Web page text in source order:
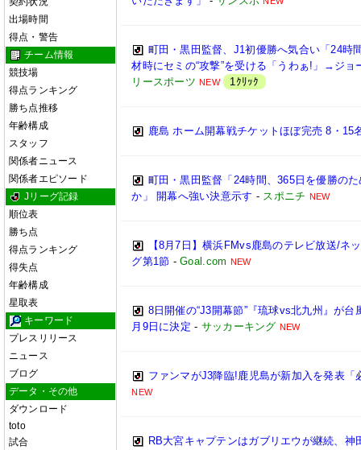
出場時間
得点・警告
チーム情報
競技場
得点ランキング
勝ち点推移
年齢構成
スタッフ
関係者ニュース
関係者エピソード
Jリーグ記録
順位表
勝ち点
得点ランキング
得失点
年齢構成
星取表
キーワード
プレスリリース
ニュース
ブログ
データ・その他
ダウンロード
toto
試合
町田・黒田監督、J1初優勝へ気合い「24時
材時にセミの“攻撃”を受ける「うわぁ!」→ジョ
リースポーツ NEW 1ｸﾘｯｸ
鹿島 ホーム開幕戦チケットほぼ完売 8・15
町田・黒田監督「24時間、365日を優勝の
か」 開幕へ強い決意示す - スポニチ NEW
【8月7日】横浜FMvs鹿島のテレビ放送/ネ
グ第1節 -Goal.com NEW
8日開催の“J3開幕節”『琉球vs北九州』が
月9日に決定 - サッカーキング NEW
ファンマがJ3降臨!鹿児島が新加入を発表「
NEW
RB大宮キャプテンはガブリエウが継続、